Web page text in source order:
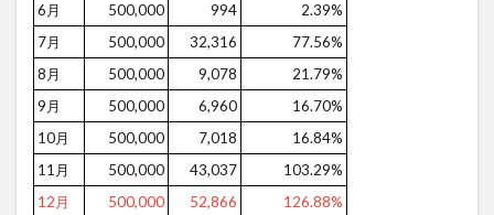
6月
500,000 994
2.39%
7月
500,000 32,316
77.56%
8月
500,000 9,078
21.79%
9月
500,000 6,960
16.70%
10月
500,000 7,018
16.84%
11月
500,000 43,037
103.29%
12月
500,000 52,866
126.88%